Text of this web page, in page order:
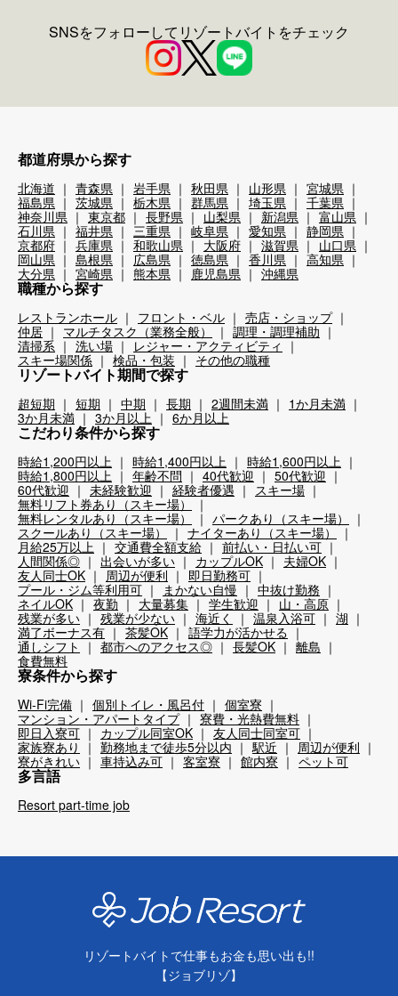
SNSをフォローしてリゾートバイトをチェック
都道府県から探す
北海道 青森県 岩手県 秋田県 山形県
宮城県
福島県
茨城県 栃木県 群馬県 埼玉県
千葉県
神奈川県
東京都 長野県 山梨県 新潟県
富山県
石川県
福井県 三重県 岐阜県 愛知県
静岡県
京都府
兵庫県 和歌山県 大阪府 滋賀県
山口県
岡山県
島根県 広島県 徳島県 香川県
高知県
大分県
宮崎県 熊本県 鹿児島県 沖縄県
職種から探す
レストランホール フロント・ベル
売店・ショップ
仲居
マルチタスク（業務全般）
調理・調理補助
清掃系
洗い場
レジャー・アクティビティ
スキー場関係
検品・包装 その他の職種
リゾートバイト期間で探す
超短期 短期 中期 長期 2週間未満
1か月未満
3か月未満
3か月以上 6か月以上
こだわり条件から探す
時給1,200円以上 時給1,400円以上
時給1,600円以上
時給1,800円以上
年齢不問 40代歓迎
50代歓迎
60代歓迎
未経験歓迎 経験者優遇
スキー場
無料リフト券あり（スキー場）
無料レンタルあり（スキー場）
パークあり（スキー場）
スクールあり（スキー場）
ナイターあり（スキー場）
月給25万以上
交通費全額支給
前払い・日払い可
人間関係◎
出会いが多い カップルOK
夫婦OK
友人同士OK
周辺が便利
即日勤務可
プール・ジム等利用可
まかない自慢
中抜け勤務
ネイルOK
夜勤 大量募集 学生歓迎
山・高原
残業が多い
残業が少ない 海近く 温泉入浴可
湖
満了ボーナス有
茶髪OK
語学力が活かせる
通しシフト
都市へのアクセス◎ 長髪OK
離島
食費無料
寮条件から探す
Wi-Fi完備 個別トイレ・風呂付
個室寮
マンション・アパートタイプ
寮費・光熱費無料
即日入寮可
カップル同室OK
友人同士同室可
家族寮あり
勤務地まで徒歩5分以内 駅近
周辺が便利
寮がきれい
車持込み可 客室寮 館内寮 ペット可
多言語
Resort part-time job
リゾートバイトで仕事もお金も思い出も!!
【ジョブリゾ】